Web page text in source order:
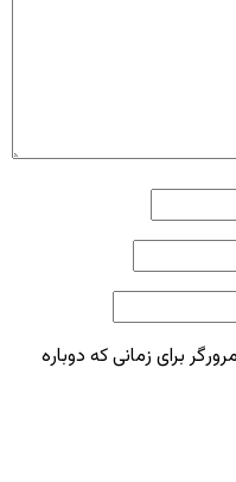
برای زمانی که دوباره